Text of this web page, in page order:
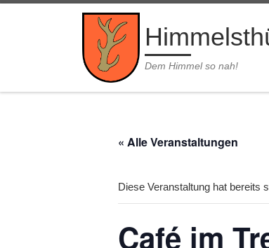
Zum Inhalt springen
Dem Himmel so nah!
« Alle Veranstaltungen
Diese Veranstaltung hat bereits
Café im